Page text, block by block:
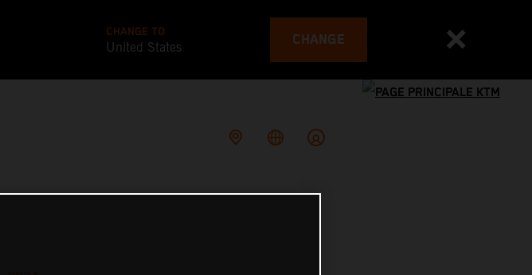
CHANGE TO
United States CHANGE